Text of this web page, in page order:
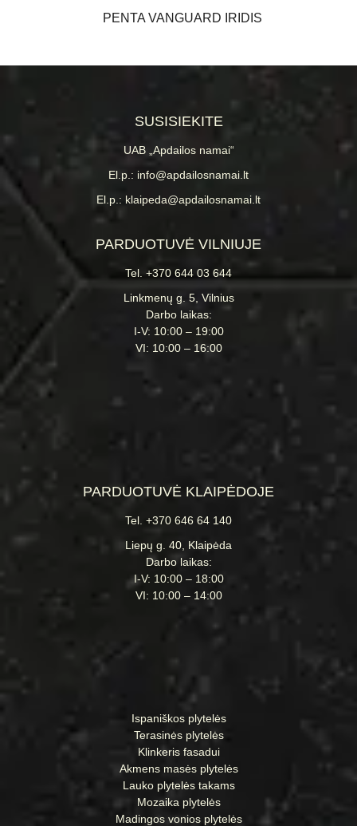
PENTA VANGUARD IRIDIS
SUSISIEKITE
UAB „Apdailos namai“
El.p.: info@apdailosnamai.lt
El.p.: klaipeda@apdailosnamai.lt
PARDUOTUVĖ VILNIUJE
Tel. +370 644 03 644
Linkmenų g. 5, Vilnius
Darbo laikas:
I-V: 10:00 – 19:00
VI: 10:00 – 16:00
PARDUOTUVĖ KLAIPĖDOJE
Tel. +370 646 64 140
Liepų g. 40, Klaipėda
Darbo laikas:
I-V: 10:00 – 18:00
VI: 10:00 – 14:00
Ispaniškos plytelės
Terasinės plytelės
Klinkeris fasadui
Akmens masės plytelės
Lauko plytelės takams
Mozaika plytelės
Madingos vonios plytelės